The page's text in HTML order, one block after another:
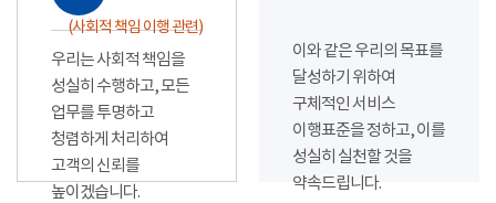
(사회적 책임 이행 관련)
우리는 사회적 책임을
성실히 수행하고, 모든
업무를 투명하고
청렴하게 처리하여
고객의 신뢰를
높이겠습니다.
이와 같은 우리의 목표를
달성하기 위하여
구체적인 서비스
이행표준을 정하고, 이를
성실히 실천할 것을
약속드립니다.